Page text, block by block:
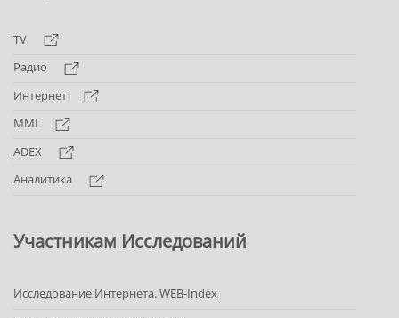
TV
Радио
Интернет
MMI
ADEX
Аналитика
Участникам Исследований
Исследование Интернета. WEB-Index